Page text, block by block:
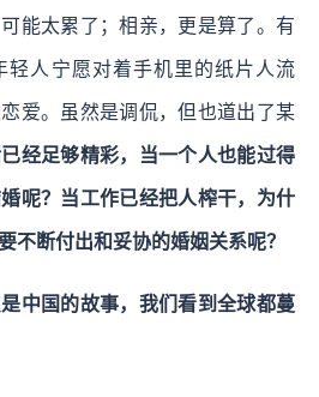
能太累了；相亲，更是算了。有
轻人宁愿对着手机里的纸片人流
爱。虽然是调侃，但也道出了某
经足够精彩，当一个人也能过得
呢？当工作已经把人榨干，为什
不断付出和妥协的婚姻关系呢？
中国的故事，我们看到全球都蔓